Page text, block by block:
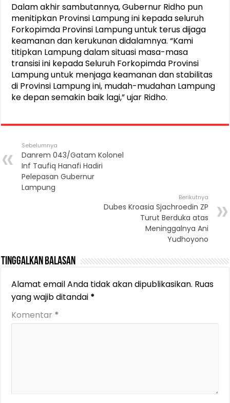
Dalam akhir sambutannya, Gubernur Ridho pun
menitipkan Provinsi Lampung ini kepada seluruh
Forkopimda Provinsi Lampung untuk terus dijaga
keamanan dan kerukunan didalamnya. “Kami
titipkan Lampung dalam situasi masa-masa
transisi ini kepada Seluruh Forkopimda Provinsi
Lampung untuk menjaga keamanan dan stabilitas
di Provinsi Lampung ini, mudah-mudahan Lampung
ke depan semakin baik lagi,” ujar Ridho.
Sebelumnya
Danrem 043/Gatam Kolonel
Inf Taufiq Hanafi Hadiri
Pelepasan Gubernur
Lampung
Berikutnya
Dubes Kroasia Sjachroedin ZP
Turut Berduka atas
Meninggalnya Ani
Yudhoyono
Tinggalkan Balasan
Alamat email Anda tidak akan dipublikasikan. Ruas
yang wajib ditandai *
Komentar *